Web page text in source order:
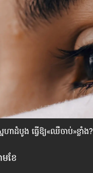
េហា​ដំបូង ធ្វើ​ឱ្យ​«ឈឺចាប់»​ខ្លាំង?
ខែ